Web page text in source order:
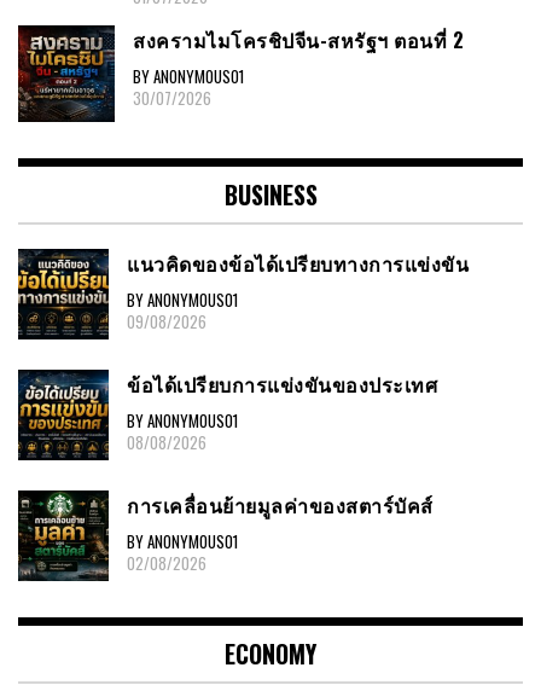
สงครามไมโครชิปจีน-สหรัฐฯ ตอนที่ 2
BY ANONYMOUS01
30/07/2026
BUSINESS
แนวคิดของข้อได้เปรียบทางการแข่งขัน
BY ANONYMOUS01
09/08/2026
ข้อได้เปรียบการแข่งขันของประเทศ
BY ANONYMOUS01
08/08/2026
การเคลื่อนย้ายมูลค่าของสตาร์บัคส์
BY ANONYMOUS01
02/08/2026
ECONOMY